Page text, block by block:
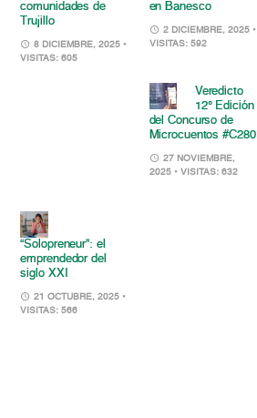
comunidades de
Trujillo
8 DICIEMBRE, 2025 •
VISITAS: 605
en Banesco
2 DICIEMBRE, 2025 •
VISITAS: 592
Veredicto
12° Edición
del Concurso de
Microcuentos #C280
27 NOVIEMBRE,
2025 • VISITAS: 632
“Solopreneur”: el
emprendedor del
siglo XXI
21 OCTUBRE, 2025 •
VISITAS: 566